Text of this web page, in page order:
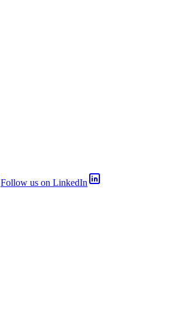
Follow us on LinkedIn